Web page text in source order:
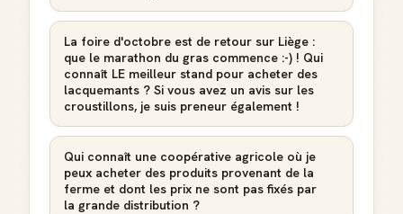
La foire d'octobre est de retour sur Liège :
que le marathon du gras commence :-) ! Qui
connaît LE meilleur stand pour acheter des
lacquemants ? Si vous avez un avis sur les
croustillons, je suis preneur également !
Qui connaît une coopérative agricole où je
peux acheter des produits provenant de la
ferme et dont les prix ne sont pas fixés par
la grande distribution ?